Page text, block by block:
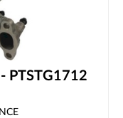
PTSTG1712